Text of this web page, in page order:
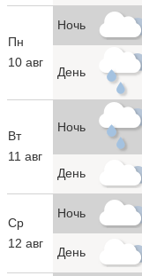
Пн
10 авг
Ночь
День
Вт
11 авг
Ночь
День
Ср
12 авг
Ночь
День